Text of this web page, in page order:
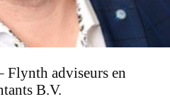
Flynth adviseurs en
B.V.